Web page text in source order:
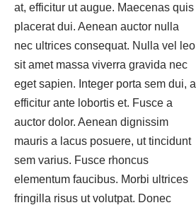
at, efficitur ut augue. Maecenas quis
placerat dui. Aenean auctor nulla
nec ultrices consequat. Nulla vel leo
sit amet massa viverra gravida nec
eget sapien. Integer porta sem dui, a
efficitur ante lobortis et. Fusce a
auctor dolor. Aenean dignissim
mauris a lacus posuere, ut tincidunt
sem varius. Fusce rhoncus
elementum faucibus. Morbi ultrices
fringilla risus ut volutpat. Donec